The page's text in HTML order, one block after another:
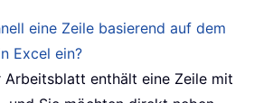
eine Zeile basierend auf dem
Excel ein?
Arbeitsblatt enthält eine Zeile mit